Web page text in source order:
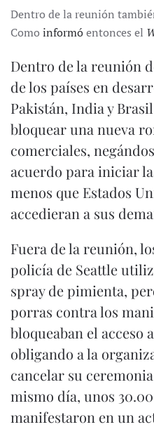
Dentro de la reunión
Como informóentonces el
Dentro de la reunión
de los países en
Pakistán, India y
bloquear una nueva
comerciales,
acuerdo para iniciar
menos que Estados
accedieran a sus
Fuera de la reunión,
policía de Seattle
spray de pimienta,
porras contra los
bloqueaban el acceso
obligando a la
cancelar su
mismo día, unos
manifestaron en un